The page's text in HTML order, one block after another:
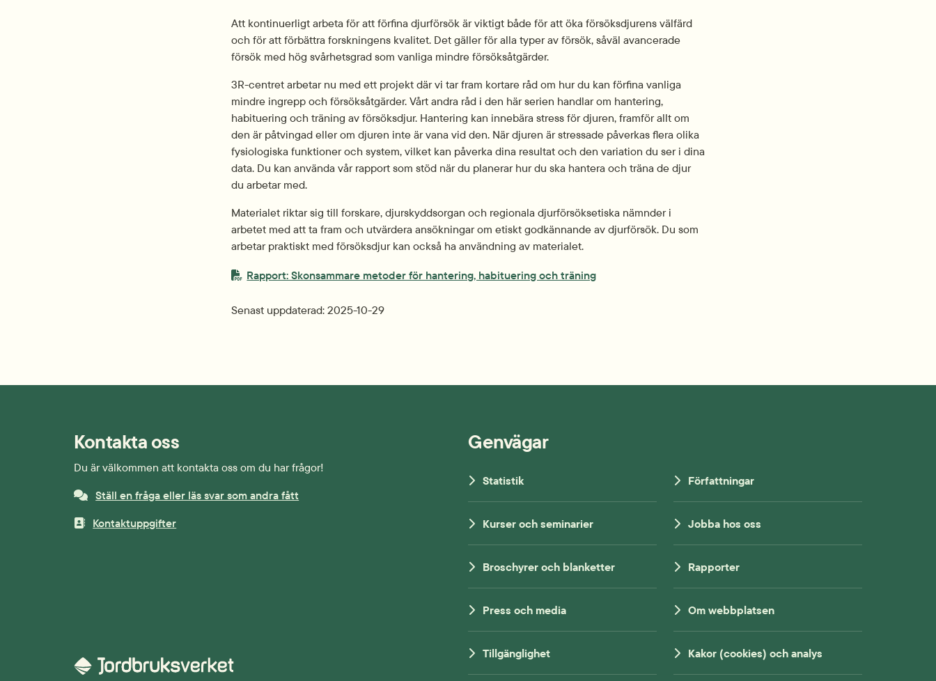
Att kontinuerligt arbeta för att förfina djurförsök är viktigt både för att öka försöksdjurens välfärd
och för att förbättra forskningens kvalitet. Det gäller för alla typer av försök, såväl avancerade
försök med hög svårhetsgrad som vanliga mindre försöksåtgärder.
3R-centret arbetar nu med ett projekt där vi tar fram kortare råd om hur du kan förfina vanliga
mindre ingrepp och försöksåtgärder. Vårt andra råd i den här serien handlar om hantering,
habituering och träning av försöksdjur. Hantering kan innebära stress för djuren, framför allt om
den är påtvingad eller om djuren inte är vana vid den. När djuren är stressade påverkas flera olika
fysiologiska funktioner och system, vilket kan påverka dina resultat och den variation du ser i dina
data. Du kan använda vår rapport som stöd när du planerar hur du ska hantera och träna de djur
du arbetar med.
Materialet riktar sig till forskare, djurskyddsorgan och regionala djurförsöksetiska nämnder i
arbetet med att ta fram och utvärdera ansökningar om etiskt godkännande av djurförsök. Du som
arbetar praktiskt med försöksdjur kan också ha användning av materialet.
PDF-fil.
Rapport: Skonsammare metoder för hantering, habituering och träningpdf, 192.2 kB.
Senast uppdaterad: 2025-10-29
Kontakta oss
Du är välkommen att kontakta oss om du har frågor!
Ställ en fråga eller läs svar som andra fått
Kontaktuppgifter
Genvägar
Statistik Författningar
Kurser och seminarier Jobba hos oss
Broschyrer och blanketter Rapporter
Press och media Om webbplatsen
Tillgänglighet Kakor (cookies) och analys